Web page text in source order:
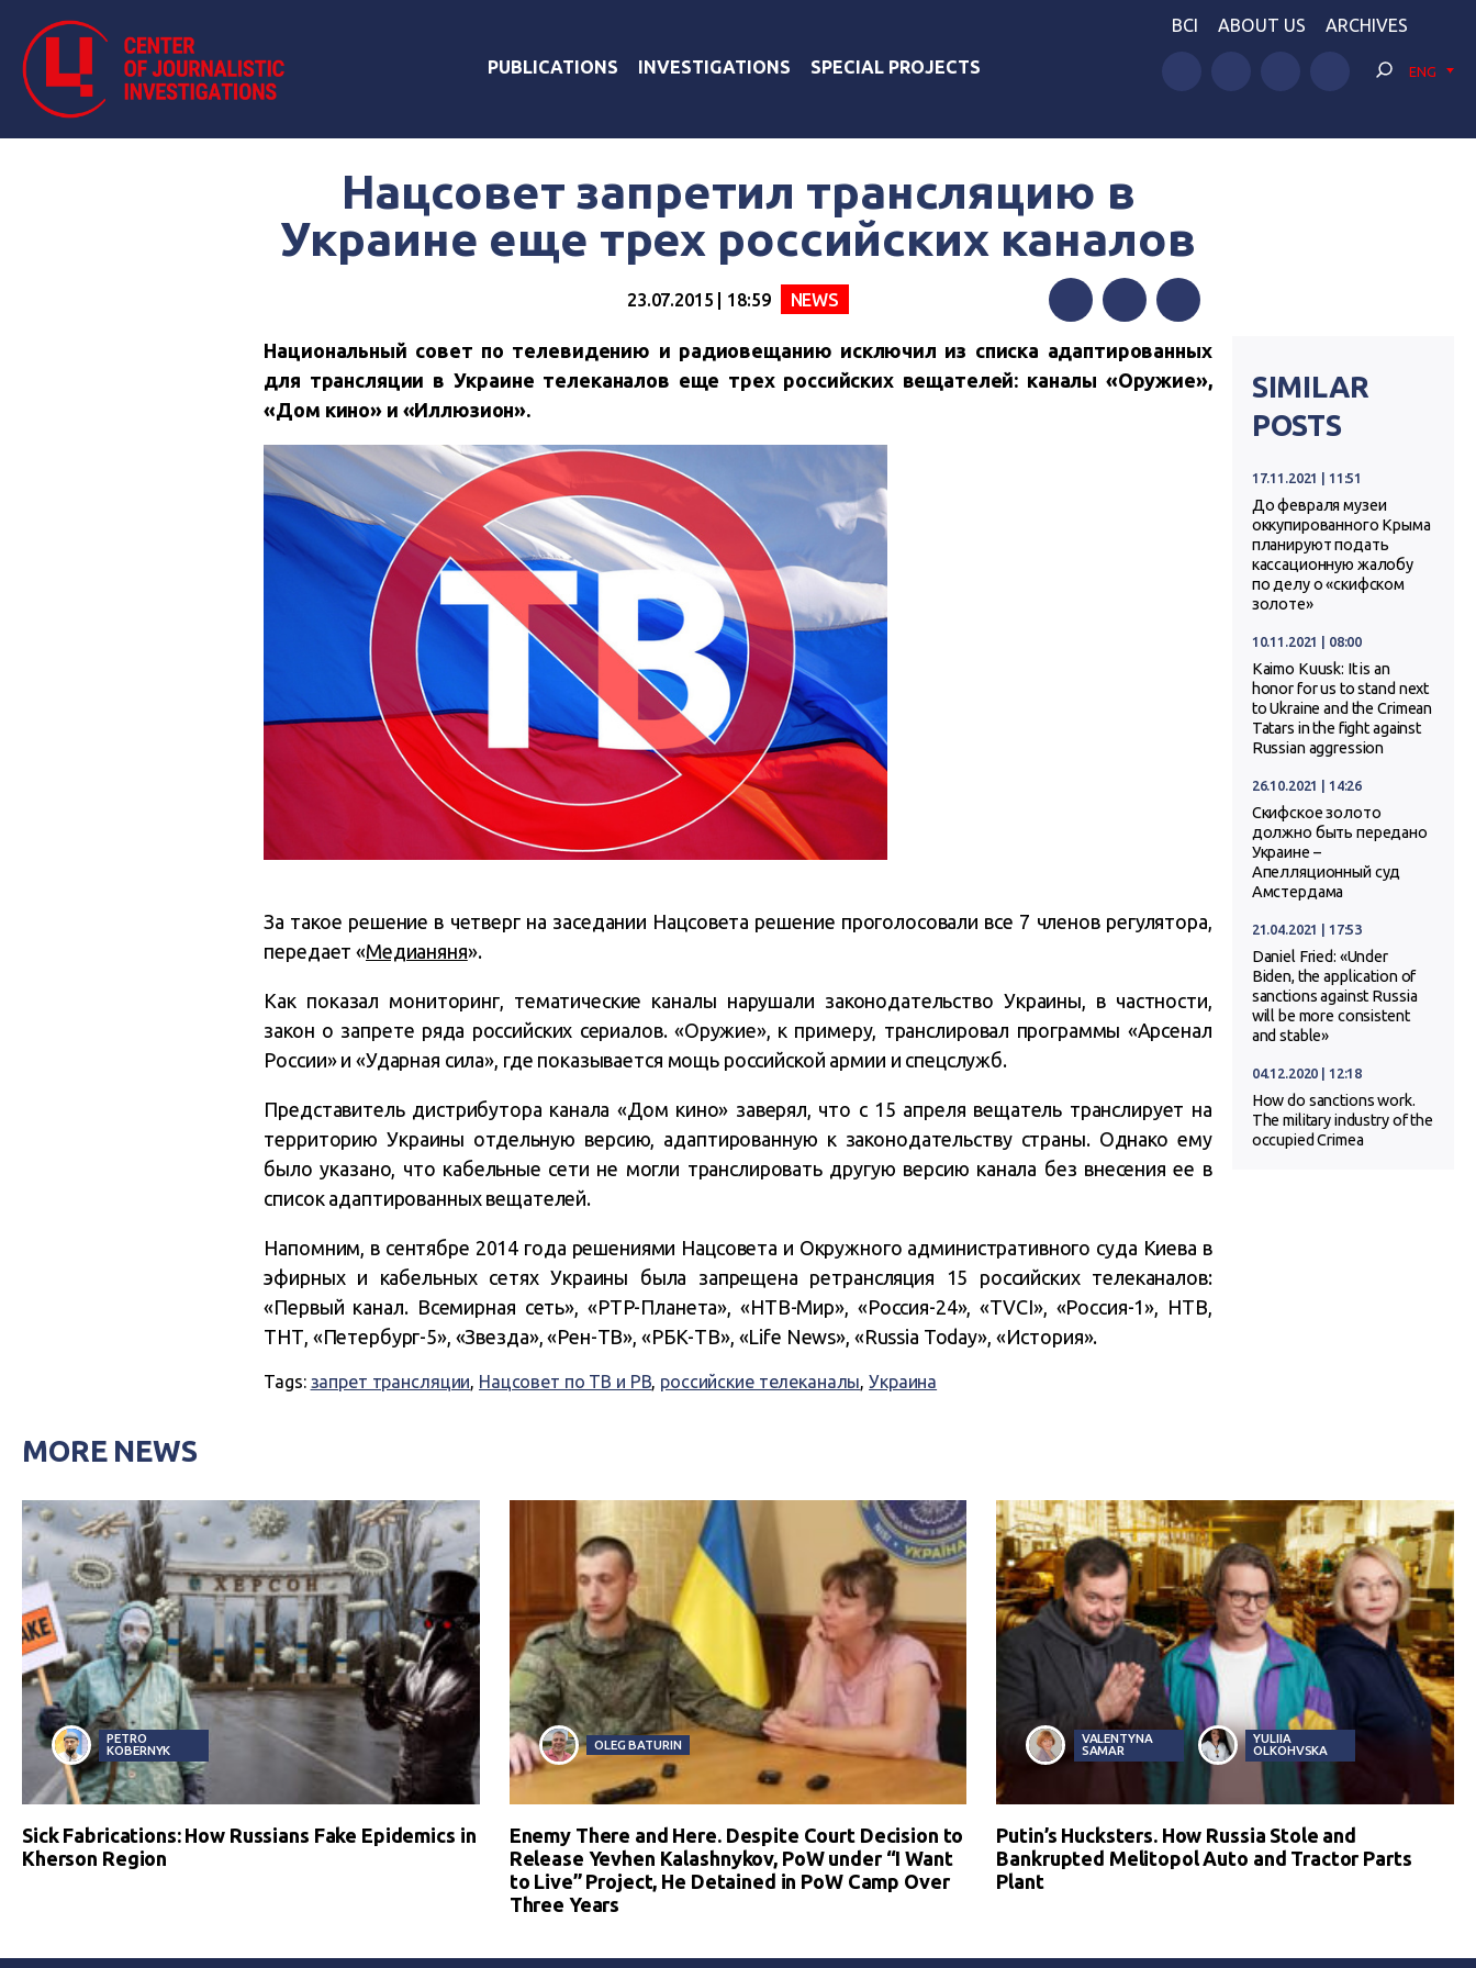
PUBLICATIONS INVESTIGATIONS SPECIAL PROJECTS
BCI ABOUT US ARCHIVES
ENG
Нацсовет запретил трансляцию в
Украине еще трех российских каналов
23.07.2015 | 18:59 NEWS
FacebookTwitterTelegram
Национальный совет по телевидению и радиовещанию исключил из списка адаптированных
для трансляции в Украине телеканалов еще трех российских вещателей: каналы «Оружие»,
«Дом кино» и «Иллюзион».
За такое решение в четверг на заседании Нацсовета решение проголосовали все 7 членов регулятора,
передает «Медианяня».
Как показал мониторинг, тематические каналы нарушали законодательство Украины, в частности,
закон о запрете ряда российских сериалов. «Оружие», к примеру, транслировал программы «Арсенал
России» и «Ударная сила», где показывается мощь российской армии и спецслужб.
Представитель дистрибутора канала «Дом кино» заверял, что с 15 апреля вещатель транслирует на
территорию Украины отдельную версию, адаптированную к законодательству страны. Однако ему
было указано, что кабельные сети не могли транслировать другую версию канала без внесения ее в
список адаптированных вещателей.
Напомним, в сентябре 2014 года решениями Нацсовета и Окружного административного суда Киева в
эфирных и кабельных сетях Украины была запрещена ретрансляция 15 российских телеканалов:
«Первый канал. Всемирная сеть», «РТР-Планета», «НТВ-Мир», «Россия-24», «TVCI», «Россия-1», НТВ,
ТНТ, «Петербург-5», «Звезда», «Рен-ТВ», «РБК-ТВ», «Life News», «Russia Today», «История».
Tags: запрет трансляции, Нацсовет по ТВ и РВ, российские телеканалы,Украина
SIMILAR
POSTS
17.11.2021 | 11:51
До февраля музеи
оккупированного Крыма
планируют подать
кассационную жалобу
по делу о «скифском
золоте»
10.11.2021 | 08:00
Kaimo Kuusk: It is an
honor for us to stand next
to Ukraine and the Crimean
Tatars in the fight against
Russian aggression
26.10.2021 | 14:26
Скифское золото
должно быть передано
Украине –
Апелляционный суд
Амстердама
21.04.2021 | 17:53
Daniel Fried: «Under
Biden, the application of
sanctions against Russia
will be more consistent
and stable»
04.12.2020 | 12:18
How do sanctions work.
The military industry of the
occupied Crimea
MORE NEWS
PETRO
KOBERNYK
Sick Fabrications: How Russians Fake Epidemics in
Kherson Region
OLEG BATURIN
Enemy There and Here. Despite Court Decision to
Release Yevhen Kalashnykov, PoW under “I Want
to Live” Project, He Detained in PoW Camp Over
Three Years
VALENTYNA
SAMAR
YULIIA
OLKOHVSKA
Putin’s Hucksters. How Russia Stole and
Bankrupted Melitopol Auto and Tractor Parts
Plant